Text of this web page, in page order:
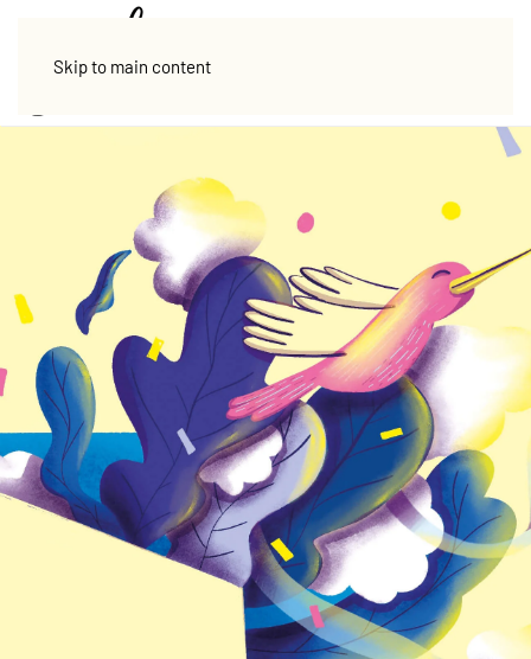
Skip to main content